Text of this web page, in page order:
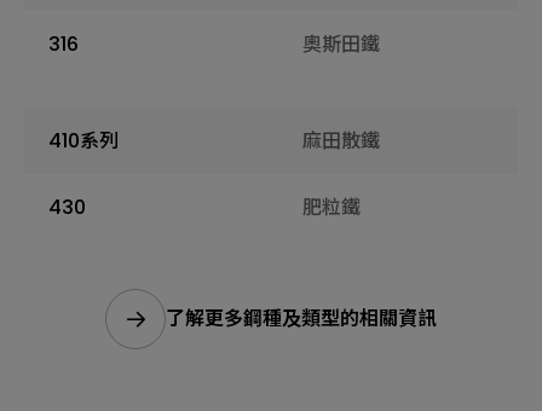
316 奧斯田鐵
410系列 麻田散鐵
430 肥粒鐵
了解更多鋼種及類型的相關資訊